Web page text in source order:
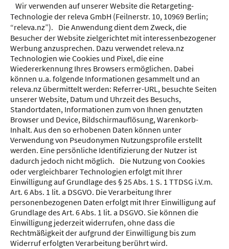
Wir verwenden auf unserer Website die Retargeting-
Technologie der releva GmbH (Feilnerstr. 10, 10969 Berlin;
“releva.nz”). Die Anwendung dient dem Zweck, die
Besucher der Website zielgerichtet mit interessenbezogener
Werbung anzusprechen. Dazu verwendet releva.nz
Technologien wie Cookies und Pixel, die eine
Wiedererkennung Ihres Browsers ermöglichen. Dabei
können u.a. folgende Informationen gesammelt und an
releva.nz übermittelt werden: Referrer-URL, besuchte Seiten
unserer Website, Datum und Uhrzeit des Besuchs,
Standortdaten, Informationen zum von Ihnen genutzten
Browser und Device, Bildschirmauflösung, Warenkorb-
Inhalt. Aus den so erhobenen Daten können unter
Verwendung von Pseudonymen Nutzungsprofile erstellt
werden. Eine persönliche Identifizierung der Nutzer ist
dadurch jedoch nicht möglich. Die Nutzung von Cookies
oder vergleichbarer Technologien erfolgt mit Ihrer
Einwilligung auf Grundlage des § 25 Abs. 1 S. 1 TTDSG i.V.m.
Art. 6 Abs. 1 lit. a DSGVO. Die Verarbeitung Ihrer
personenbezogenen Daten erfolgt mit Ihrer Einwilligung auf
Grundlage des Art. 6 Abs. 1 lit. a DSGVO. Sie können die
Einwilligung jederzeit widerrufen, ohne dass die
Rechtmäßigkeit der aufgrund der Einwilligung bis zum
Widerruf erfolgten Verarbeitung berührt wird.